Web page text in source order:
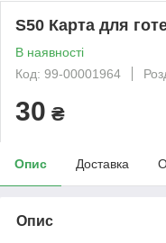
S50 Карта для
В наявності
Код: 99-00001964
30 ₴
Опис Доставка
Опис